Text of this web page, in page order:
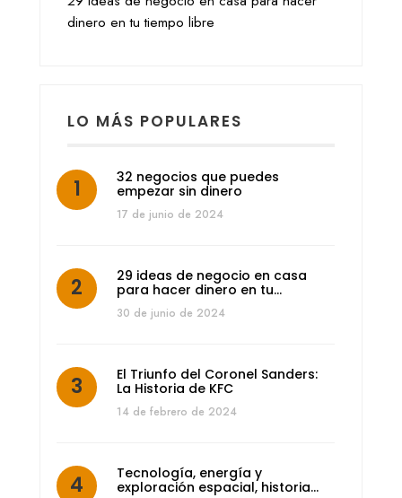
dinero en tu tiempo libre
LO MÁS POPULARES
32 negocios que puedes
empezar sin dinero
17 de junio de 2024
29 ideas de negocio en casa
para hacer dinero en tu…
30 de junio de 2024
El Triunfo del Coronel Sanders:
La Historia de KFC
14 de febrero de 2024
Tecnología, energía y
exploración espacial, historia…